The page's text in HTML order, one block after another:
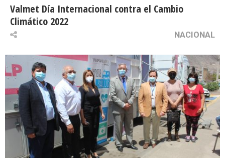
Valmet Día Internacional contra el Cambio
Climático 2022
NACIONAL